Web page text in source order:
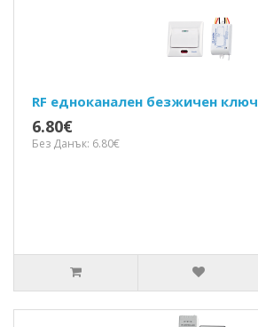
RF едноканален безжичен ключ
6.80€
Без Данък: 6.80€